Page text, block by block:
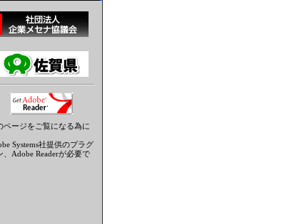
ページをご覧になる為に
Systems社提供のプラグ
、Adobe Readerが必要で